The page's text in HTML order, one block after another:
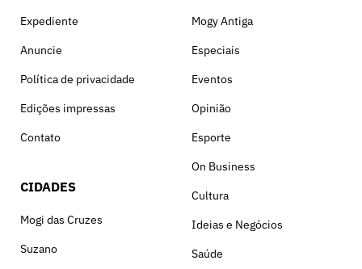
Expediente
Anuncie
Política de privacidade
Edições impressas
Contato
CIDADES
Mogi das Cruzes
Suzano
Mogy Antiga
Especiais
Eventos
Opinião
Esporte
On Business
Cultura
Ideias e Negócios
Saúde